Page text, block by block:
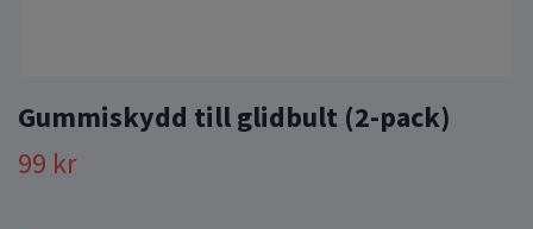
Gummiskydd till glidbult (2-pack)
99 kr